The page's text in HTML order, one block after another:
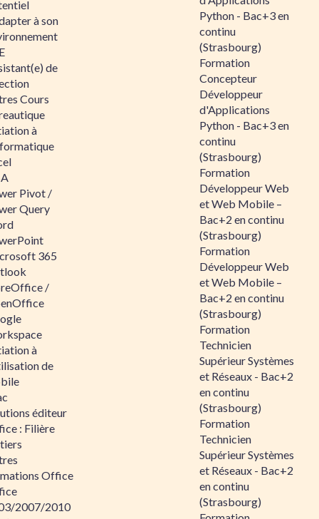
à son
de
Cours
à
Pivot /
Query
365
/
à
de
éditeur
: Filière
Office
2007/2010
Python - Bac+3 en
continu
(Strasbourg)
Formation
Concepteur
Développeur
d'Applications
Python - Bac+3 en
continu
(Strasbourg)
Formation
Développeur Web
et Web Mobile –
Bac+2 en continu
(Strasbourg)
Formation
Développeur Web
et Web Mobile –
Bac+2 en continu
(Strasbourg)
Formation
Technicien
Supérieur Systèmes
et Réseaux - Bac+2
en continu
(Strasbourg)
Formation
Technicien
Supérieur Systèmes
et Réseaux - Bac+2
en continu
(Strasbourg)